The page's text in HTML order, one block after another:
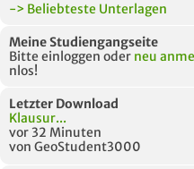
-> Beliebteste Unterlagen
Meine Studiengangseite
Bitte einloggen oder neu
nlos!
Letzter Download
Klausur...
vor 32 Minuten
von GeoStudent3000